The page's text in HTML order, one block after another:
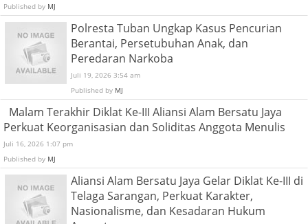
Published by MJ
Polresta Tuban Ungkap Kasus Pencurian
Berantai, Persetubuhan Anak, dan
Peredaran Narkoba
Juli 19, 2026 3:54 am
Published by MJ
Malam Terakhir Diklat Ke-III Aliansi Alam Bersatu Jaya
Perkuat Keorganisasian dan Soliditas Anggota Menulis
Juli 16, 2026 1:07 pm
Published by MJ
Aliansi Alam Bersatu Jaya Gelar Diklat Ke-III di
Telaga Sarangan, Perkuat Karakter,
Nasionalisme, dan Kesadaran Hukum